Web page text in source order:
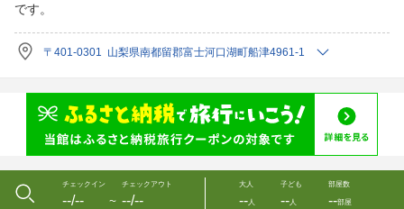
です。
〒401-0301 山梨県南都留郡富士河口湖町船津4961-1
チェックイン
--/-- 〜
チェックアウト
--/--
大人
--人
子ども
--人
部屋数
--部屋